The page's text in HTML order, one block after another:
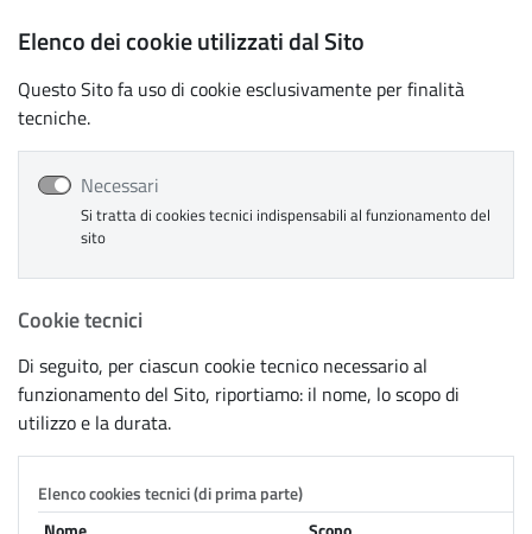
Elenco dei cookie utilizzati dal Sito
Questo Sito fa uso di cookie esclusivamente per finalità
tecniche.
Necessari
Si tratta di cookies tecnici indispensabili al funzionamento del
sito
Cookie tecnici
Di seguito, per ciascun cookie tecnico necessario al
funzionamento del Sito, riportiamo: il nome, lo scopo di
utilizzo e la durata.
Elenco cookies tecnici (di prima parte)